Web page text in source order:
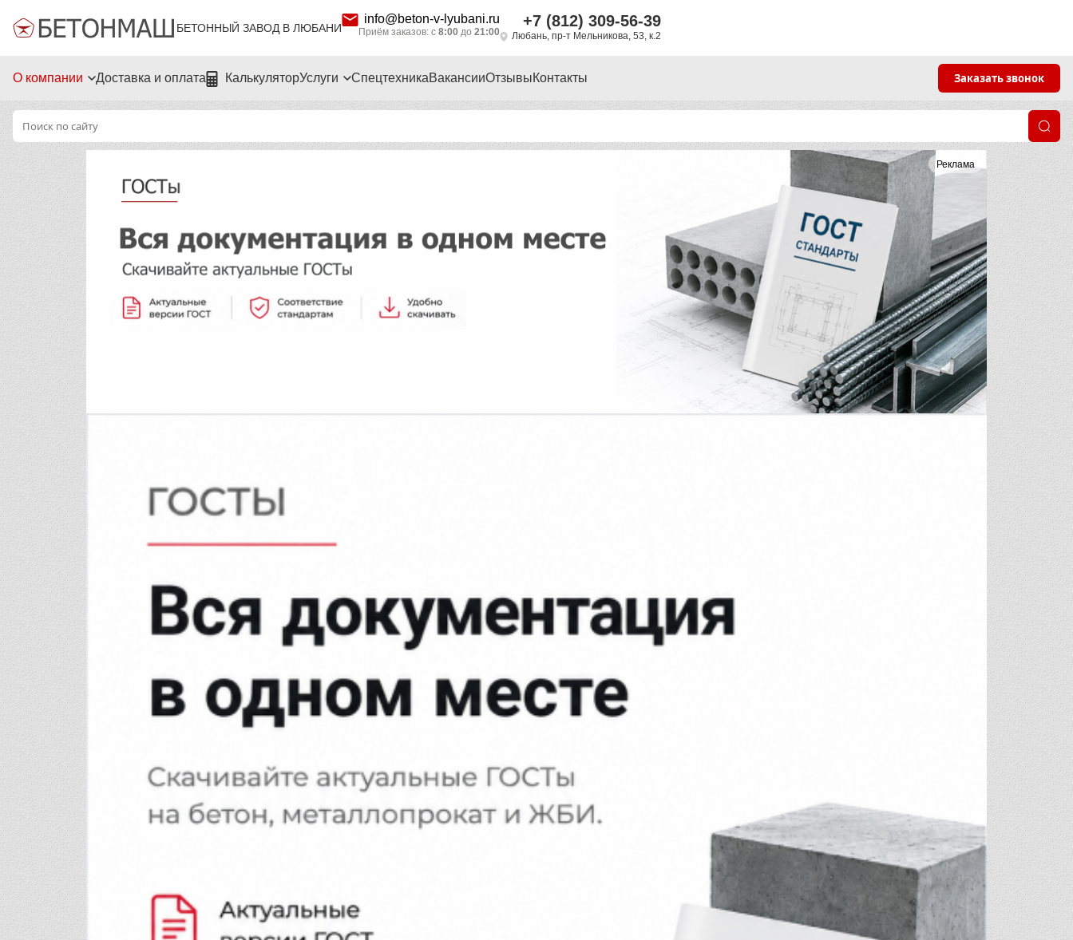
БЕТОННЫЙ ЗАВОД В ЛЮБАНИ
info@beton-v-lyubani.ru
Приём заказов: с 8:00 до 21:00
+7 (812) 309-56-39
Любань, пр-т Мельникова, 53, к.2
О компании Доставка и оплата КалькуляторУслуги СпецтехникаВакансииОтзывыКонтакты Заказать звонок
Реклама